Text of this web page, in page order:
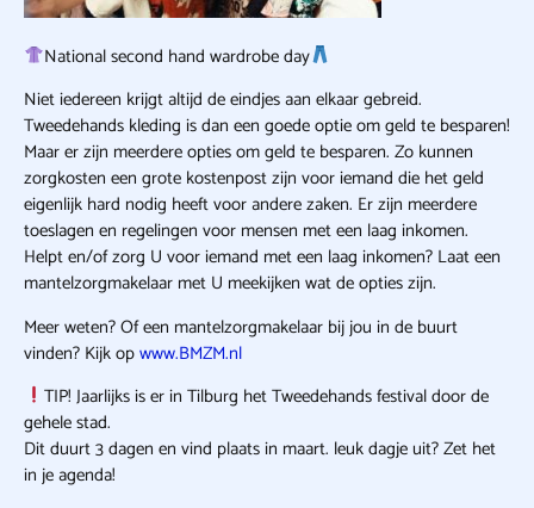
National second hand wardrobe day
Niet iedereen krijgt altijd de eindjes aan elkaar gebreid.
Tweedehands kleding is dan een goede optie om geld te besparen!
Maar er zijn meerdere opties om geld te besparen. Zo kunnen
zorgkosten een grote kostenpost zijn voor iemand die het geld
eigenlijk hard nodig heeft voor andere zaken. Er zijn meerdere
toeslagen en regelingen voor mensen met een laag inkomen.
Helpt en/of zorg U voor iemand met een laag inkomen? Laat een
mantelzorgmakelaar met U meekijken wat de opties zijn.
Meer weten? Of een mantelzorgmakelaar bij jou in de buurt
vinden? Kijk opwww.BMZM.nl
TIP! Jaarlijks is er in Tilburg het Tweedehands festival door de
gehele stad.
Dit duurt 3 dagen en vind plaats in maart. leuk dagje uit? Zet het
in je agenda!